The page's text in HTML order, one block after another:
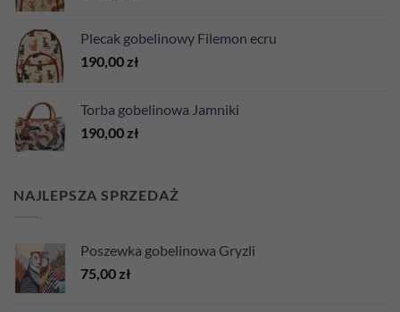
Plecak gobelinowy Filemon ecru
190,00 zł
Torba gobelinowa Jamniki
190,00 zł
NAJLEPSZA SPRZEDAŻ
Poszewka gobelinowa Gryzli
75,00 zł